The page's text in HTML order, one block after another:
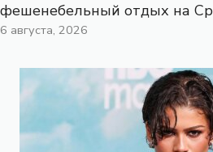
фешенебельный отдых на
6 августа, 2026